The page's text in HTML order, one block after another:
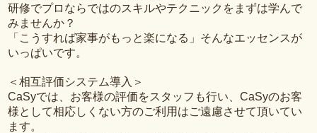
研修でプロならではのスキルやテクニックをまずは学んで
みませんか？
「こうすれば家事がもっと楽になる」そんなエッセンスが
いっぱいです。
＜相互評価システム導入＞
CaSyでは、お客様の評価をスタッフも行い、CaSyのお客
様として相応しくない方のご利用はご遠慮させて頂いてい
ます。